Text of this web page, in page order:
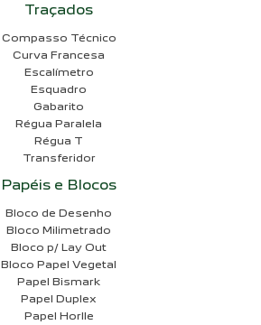
Traçados
Compasso Técnico
Curva Francesa
Escalímetro
Esquadro
Gabarito
Régua Paralela
Régua T
Transferidor
Papéis e Blocos
Bloco de Desenho
Bloco Milimetrado
Bloco p/ Lay Out
Bloco Papel Vegetal
Papel Bismark
Papel Duplex
Papel Horlle